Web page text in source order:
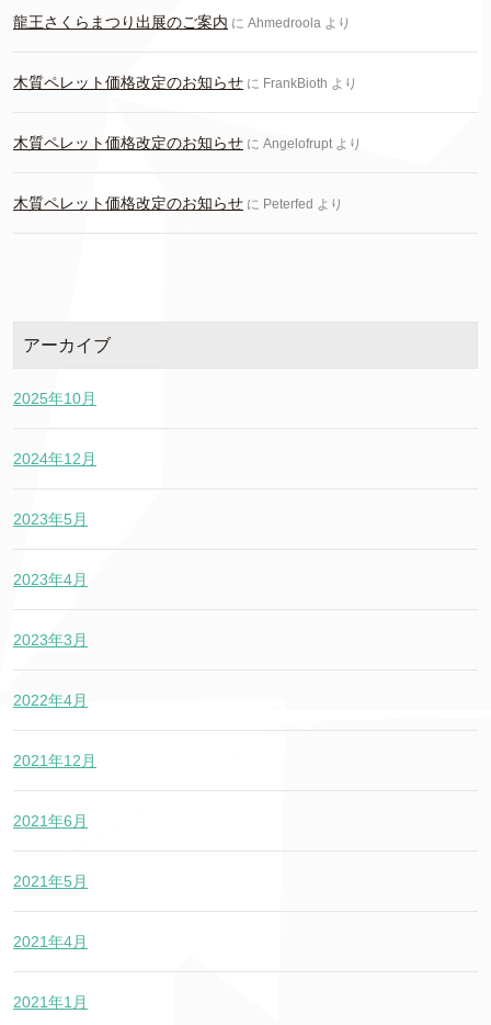
龍王さくらまつり出展のご案内 に Ahmedroola より
木質ペレット価格改定のお知らせ に FrankBioth より
木質ペレット価格改定のお知らせ に Angelofruptより
木質ペレット価格改定のお知らせ に Peterfed より
アーカイブ
2025年10月
2024年12月
2023年5月
2023年4月
2023年3月
2022年4月
2021年12月
2021年6月
2021年5月
2021年4月
2021年1月